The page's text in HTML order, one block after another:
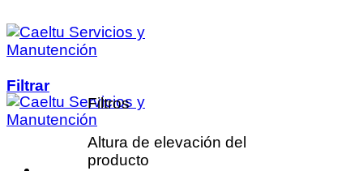
al
contenido
Filtrar
Filtros
Altura de elevación del
producto